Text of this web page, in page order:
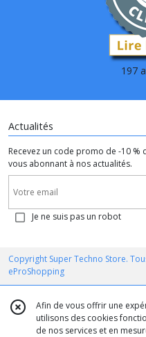
197
Actualités
Recevez un code promo de -10 %
vous abonnant à nos actualités.
Je ne suis pas un robot
Copyright Super Techno Store.
eProShopping
Afin de vous offrir une
utilisons des cookies
de nos services et en